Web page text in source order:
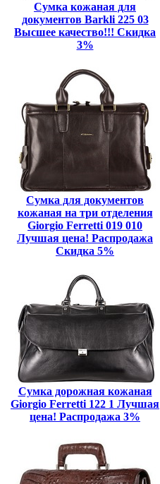
Сумка кожаная для
документов Barkli 225 03
Высшее качество!!! Скидка
3%
Сумка для документов
кожаная на три отделения
Giorgio Ferretti 019 010
Лучшая цена! Распродажа
Скидка 5%
Сумка дорожная кожаная
Giorgio Ferretti 122 1 Лучшая
цена! Распродажа 3%